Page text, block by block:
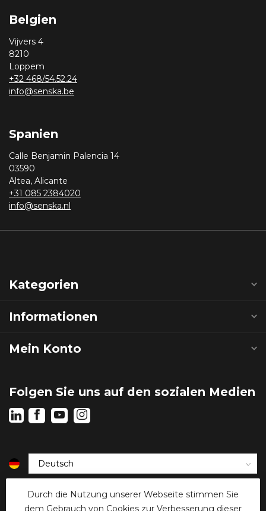
Belgien
Vijvers 4
8210
Loppem
+32 468/54.52.24
info@senska.be
Spanien
Calle Benjamin Palencia 14
03590
Altea, Alicante
+31 085 2384020
info@senska.nl
Kategorien
Informationen
Mein Konto
Folgen Sie uns auf den sozialen Medien
Durch die Nutzung unserer Webseite stimmen Sie
dem Gebrauch von Cookies zur Verbesserung dieser